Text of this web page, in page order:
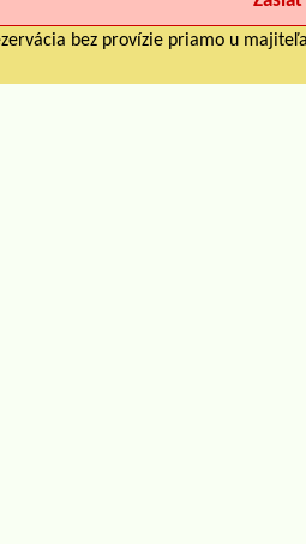
bez provízie priamo u majiteľa